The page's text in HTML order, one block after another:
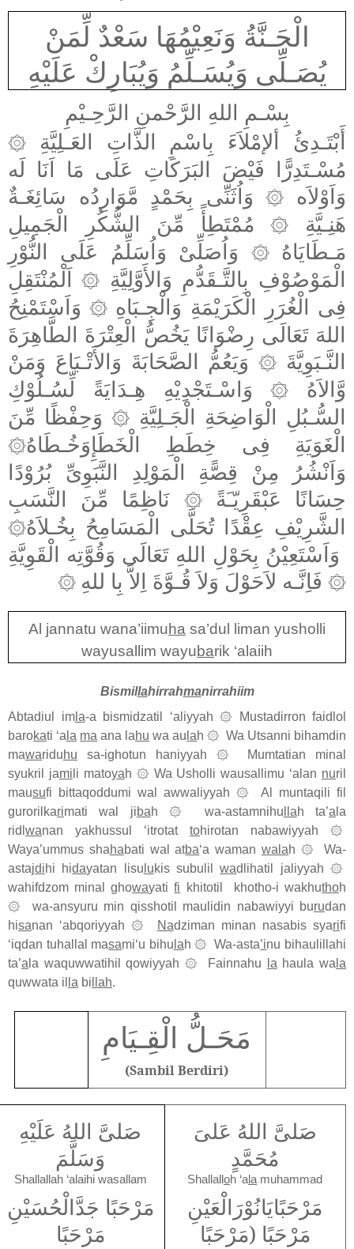
الْجَـنَّةُ وَنَعِيْمُهَا سَعْدٌ لِّمَنْ
يُصَـلِّى وَيُسَـلِّمُ وَيُبَارِكْ عَلَيْهِ
بِسْـمِ اللهِ الرَّحْمنِ الرَّحِـيْمِ
أَبْتَـدِئُ ألإمْلاَءَ بِاسْمِ الذَّاتِ العَـلِيَّةِ
۞
مُسْـتَدِرًّا فَيْضَ البَرَكَاتِ عَلَى مَا اَنَا لَه
وَاَوْلاَه
۞وَاُثَنِّى بِحَمْدٍ مَّوَارِدُه سَائِغَـةٌ
هَنِـيَّةِ
۞مُمْتَطِأً مِّنَ الشُّكُرِ الْجَمِيلِ
مَـطَايَاهُ۞
وَاُصَلِّىْ وَاُسَلِّمُ عَلَى النُّوْرِ
الْمَوْصُوْفِ بِالتَّـقَدُّمِ وَالأَوَّلِيَّةِ ۞ اَلْمُنْتَقِلِ
فِى الْغُرَرِ الْكَرَيْمَةِ وَالْجِـبَاهِ ۞وَاَسْتَمْنِحُ
اللهَ تَعَالَى رِضْوَانًا يَخُصُّ الْعِتْرَةَ الطَّاهِرَةَ
النَّـبَوِيَّةَ ۞وَيَعُمُّ الصَّحَابَةَ وَالأَتْـبَاعَ وَمَنْ
وَّالاَهُ
۞وَاسْـتَجْدِيْهِ هِـدَايَةً لِّسُـلُوْكِ
السُّـبُلِ الْوَاضِحَةِ الْجَـلِيَّةِ ۞وَحِفْظًا مِّنَ
الْغَوَيَةِ فِى خِطَطِ الْخَطَإِوَخُـطَاهُ۞
وَاَنْشُرُ مِنْ قِصًّةِ الْمَوْلِدِ النَّبَوِىِّ بُرُوْدًا
حِسَانًا عَبْقَرِيّـَةً۞
نَاظِمًا مِّنَ النَّسَبِ
الشَّرِيْفِ عِقْدًا تُحَلَّى الْمَسَامِحُ بِخُـلاَهُ۞
وَاَسْتَعِيْنُ بِحَوْلِ اللهِ تَعَالَى وَقُوَّتِه الْقَوِيَّةِ
۞ فَاِنَّـه لاَحَوْلَ وَلاَ قُـوَّةَ اِلاَّ بِا للهِ ۞
Al jannatu wana’iimuha sa’dul liman yusholli
wayusallim wayubarik ‘alaiih
Bismillahirrahmanirrahiim
Abtadiul imla-a bismidzatil ‘aliyyah ۞ Mustadirron faidlol
barokati ‘a la ma ana lahu wa au lah ۞ Wa Utsanni bihamdin
mawariduhu sa-ighotun haniyyah ۞ Mumtatian minal
syukril jami li matoyah ۞ Wa Usholli wausallimu ‘alan nuril
mausufi bittaqoddumi wal awwaliyyah ۞ Al muntaqili fil
gurorilkarimati wal jibah۞ wa-astamnihu llah ta’a la
ridl wanan yakhussul ‘itrotat tohirotan nabawiyyah ۞
Waya’ummus shahabati wal atba‘a waman walah ۞ Wa-
astajdihi hidayatan lisu lukis subulilwadlihatil jaliyyah۞
wahifdzom minal ghowayatifi khitotil khotho-i wakhuthoh
۞ wa-ansyuru min qisshotil maulidin nabawiyyi burudan
hisanan ‘abqoriyyah۞ Nadziman minan nasabis syarifi
‘iqdan tuhallal masami‘u bihu lah۞ Wa-asta’inu bihaulillahi
ta’a la waquwwatihil qowiyyah ۞ Fainnahu la haula wa la
quwwata il la bi llah.
مَحَـلُّ الْقِـيَامِ
(Sambil Berdiri)
صَلىَّ اللهُ عَلَيْهِ
وَسَلَّمَ
Shallallah ‘alaihi wasallam
مَرْحَبًا جَدَّالْحُسَيْنِ
مَرْحَبًا
صَلىَّ اللهُ عَلىَ
مُحَمَّدٍ
Shallalloh ‘ala muhammad
مَرْحَبًايَانُوْرَالْعَيْنِ
مَرْحَبًا (مَرْحَبًا